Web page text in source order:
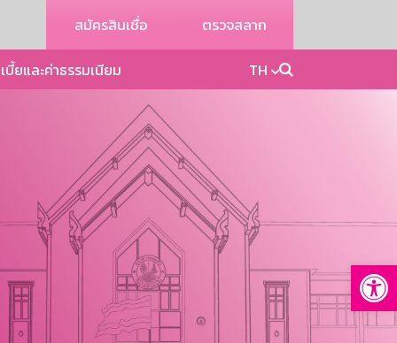
สมัครสินเชื่อ ตรวจสลาก
บี้ยและค่าธรรมเนียม TH